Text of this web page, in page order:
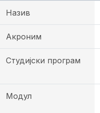
Назив
Акроним
Студијски програм
Модул